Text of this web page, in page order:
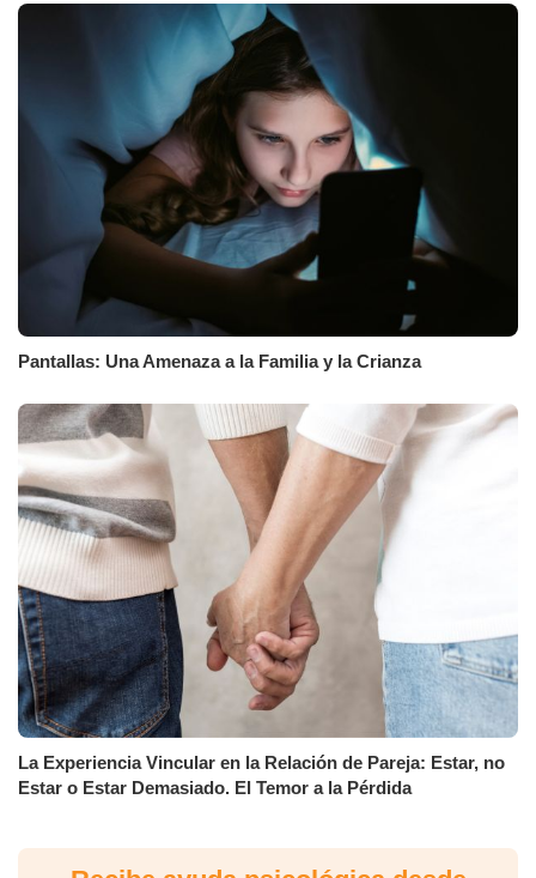
Pantallas: Una Amenaza a la Familia y la Crianza
La Experiencia Vincular en la Relación de Pareja: Estar, no
Estar o Estar Demasiado. El Temor a la Pérdida